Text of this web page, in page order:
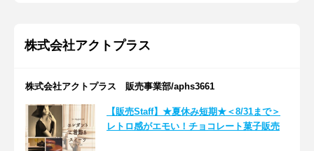
株式会社アクトプラス
株式会社アクトプラス 販売事業部/aphs3661
【販売Staff】★夏休み短期★＜8/31まで＞
レトロ感がエモい！チョコレート菓子販売